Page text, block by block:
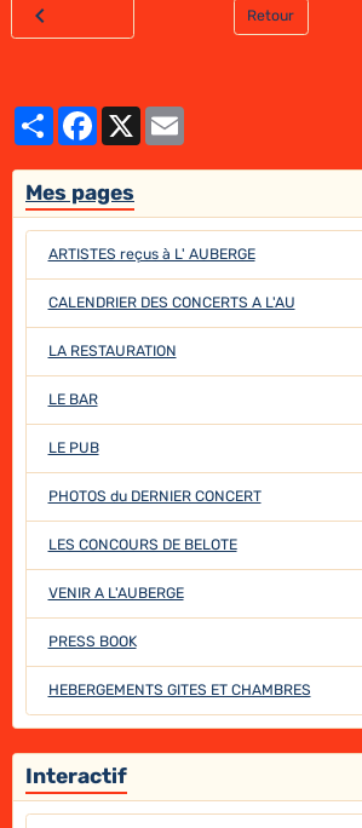
Retour
PartagerFacebook
X
Mes pages
ARTISTES reçus à L' AUBERGE
CALENDRIER DES CONCERTS A L'AU
LA RESTAURATION
LE BAR
LE PUB
PHOTOS du DERNIER CONCERT
LES CONCOURS DE BELOTE
VENIR A L'AUBERGE
PRESS BOOK
HEBERGEMENTS GITES ET CHAMBRES
Interactif